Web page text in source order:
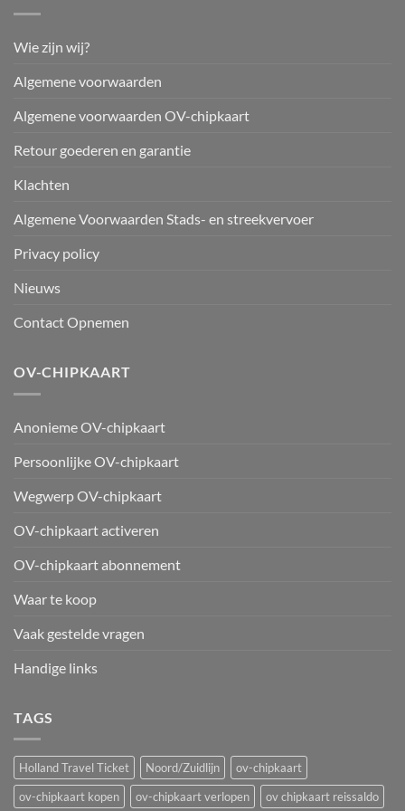
Wie zijn wij?
Algemene voorwaarden
Algemene voorwaarden OV-chipkaart
Retour goederen en garantie
Klachten
Algemene Voorwaarden Stads- en streekvervoer
Privacy policy
Nieuws
Contact Opnemen
OV-CHIPKAART
Anonieme OV-chipkaart
Persoonlijke OV-chipkaart
Wegwerp OV-chipkaart
OV-chipkaart activeren
OV-chipkaart abonnement
Waar te koop
Vaak gestelde vragen
Handige links
TAGS
Holland Travel Ticket Noord/Zuidlijn
ov-chipkaart
ov-chipkaart kopen
ov-chipkaart verlopen ov chipkaart reissaldo